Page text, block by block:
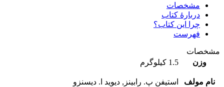
مشخصات
دربارهٔ کتاب
چرا این کتاب؟
فهرست
مشخصات
وزن
1.5 کیلوگرم
نام مولف استیفن پ. رابینز, دیوید ا. دیسنزو